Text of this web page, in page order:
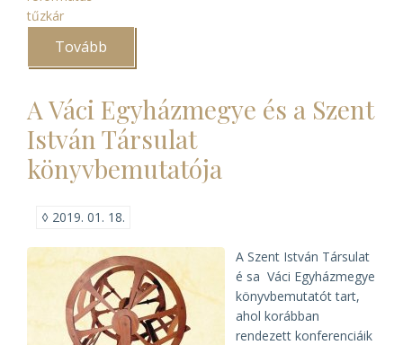
tűzkár
Tovább
Ráday
A Váci Egyházmegye és a Szent
István Társulat
könyvbemutatója
◊ 2019. 01. 18.
A Szent István Társulat
é sa Váci Egyházmegye
könyvbemutatót tart,
ahol korábban
rendezett konferenciáik